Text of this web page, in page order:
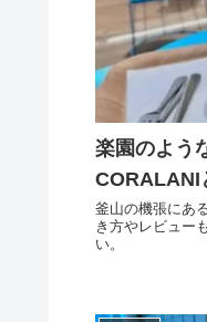
楽園のよう
CORALANI
釜山の機張にあ
き方やレビュー
い。